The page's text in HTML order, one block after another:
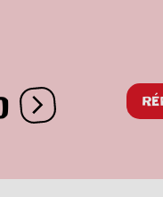
Ouvrir les